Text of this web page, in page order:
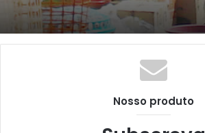
Nosso produto